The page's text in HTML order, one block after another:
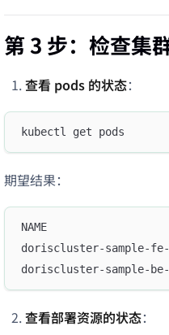
第 3 步：检查集
查看 pods 的状态：
kubectl get pods
期望结果：
NAME
doriscluster-
doriscluster-sample-
查看部署资源的状态：